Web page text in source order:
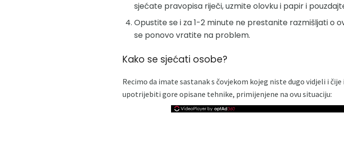
sjećate pravopisa riječi, uzmite olovku i papir i
Opustite se i za 1-2 minute ne prestanite razmišljati o
se ponovo vratite na problem.
Kako se sjećati osobe?
Recimo da imate sastanak s čovjekom kojeg niste dugo vidjeli i
upotrijebiti gore opisane tehnike, primijenjene na ovu situaciju: